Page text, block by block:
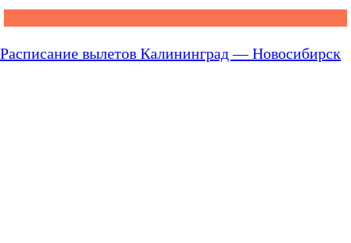
Расписание вылетов Калининград — Новосибирск